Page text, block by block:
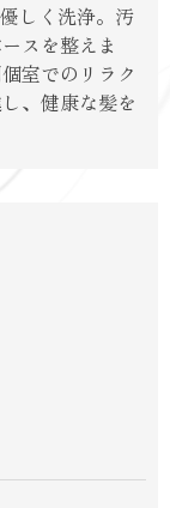
しく洗浄。汚
スを整えま
室でのリラク
、健康な髪を